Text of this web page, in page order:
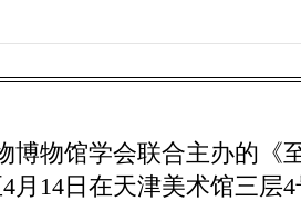
博物馆学会联合主办的
月14日在天津美术馆三层